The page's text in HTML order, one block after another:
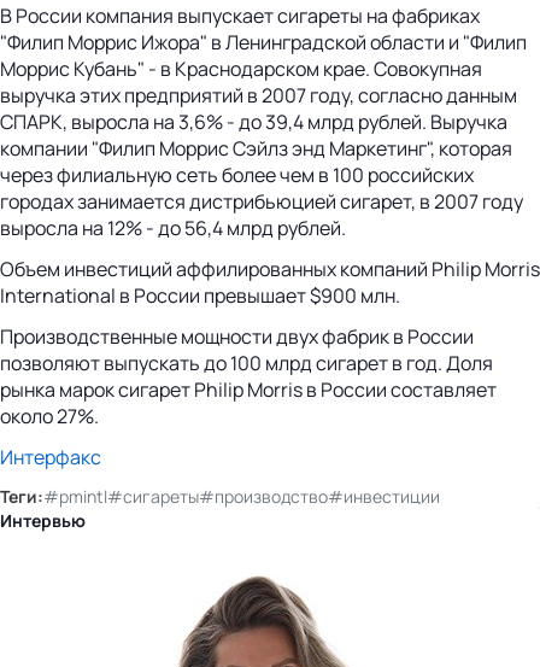
В России компания выпускает сигареты на фабриках
"Филип Моррис Ижора" в Ленинградской области и "Филип
Моррис Кубань" - в Краснодарском крае. Совокупная
выручка этих предприятий в 2007 году, согласно данным
СПАРК, выросла на 3,6% - до 39,4 млрд рублей. Выручка
компании "Филип Моррис Сэйлз энд Маркетинг", которая
через филиальную сеть более чем в 100 российских
городах занимается дистрибьюцией сигарет, в 2007 году
выросла на 12% - до 56,4 млрд рублей.
Объем инвестиций аффилированных компаний Philip Morris
International в России превышает $900 млн.
Производственные мощности двух фабрик в России
позволяют выпускать до 100 млрд сигарет в год. Доля
рынка марок сигарет Philip Morris в России составляет
около 27%.
Интерфакс
Теги:#pmintl#сигареты#производство#инвестиции
Интервью